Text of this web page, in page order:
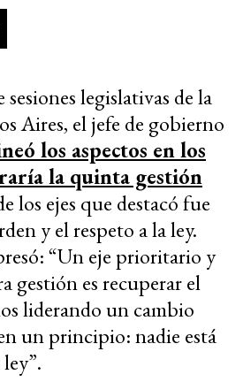
legislativas de la
Aires, el jefe de gobierno
los aspectos en los
la quinta gestión
los ejes que destacó fue
y el respeto a la ley.
“Un eje prioritario y
gestión es recuperar el
liderando un cambio
un principio: nadie está